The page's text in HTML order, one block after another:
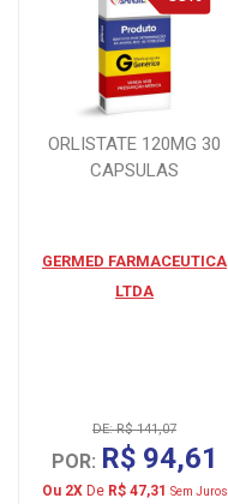
ORLISTATE 120MG 30
CAPSULAS
GERMED FARMACEUTICA
LTDA
DE: R$ 141,07
POR: R$ 94,61
Ou 2XDe R$ 47,31 Sem Juros